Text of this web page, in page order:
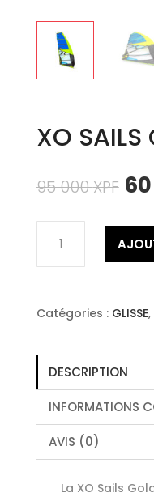
XO SAILS
95 000XPF Le
95
XO
FOIL
Catégories : GLISSE,
DESCRIPTION
INFORMATIONS
AVIS (0)
La XO Sails